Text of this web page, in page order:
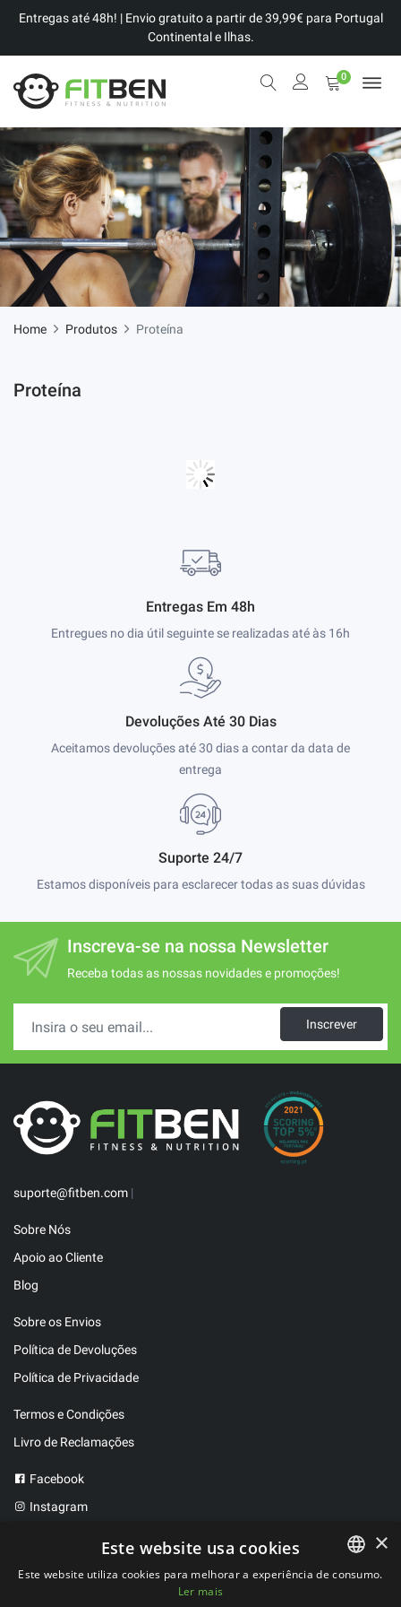
Entregas até 48h! | Envio gratuito a partir de 39,99€ para Portugal
Continental e Ilhas.
0
Home Produtos Proteína
Proteína
Entregas Em 48h
Entregues no dia útil seguinte se realizadas até às 16h
Devoluções Até 30 Dias
Aceitamos devoluções até 30 dias a contar da data de
entrega
Suporte 24/7
Estamos disponíveis para esclarecer todas as suas dúvidas
Inscreva-se na nossa Newsletter
Receba todas as nossas novidades e promoções!
Inscrever
suporte@fitben.com |
Sobre Nós
Apoio ao Cliente
Blog
Sobre os Envios
Política de Devoluções
Política de Privacidade
Termos e Condições
Livro de Reclamações
Facebook
Instagram
. Todos os direitos reservados.
×
Este website usa cookies
Este website utiliza cookies para melhorar a experiência de consumo.
Ler mais